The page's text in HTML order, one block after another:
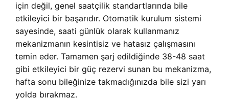
için değil, genel saatçilik standartlarında bile
etkileyici bir başarıdır. Otomatik kurulum sistemi
sayesinde, saati günlük olarak kullanmanız
mekanizmanın kesintisiz ve hatasız çalışmasını
temin eder. Tamamen şarj edildiğinde 38-48 saat
gibi etkileyici bir güç rezervi sunan bu mekanizma,
hafta sonu bileğinize takmadığınızda bile sizi yarı
yolda bırakmaz.